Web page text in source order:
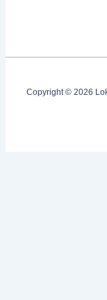
Copyright © 2026